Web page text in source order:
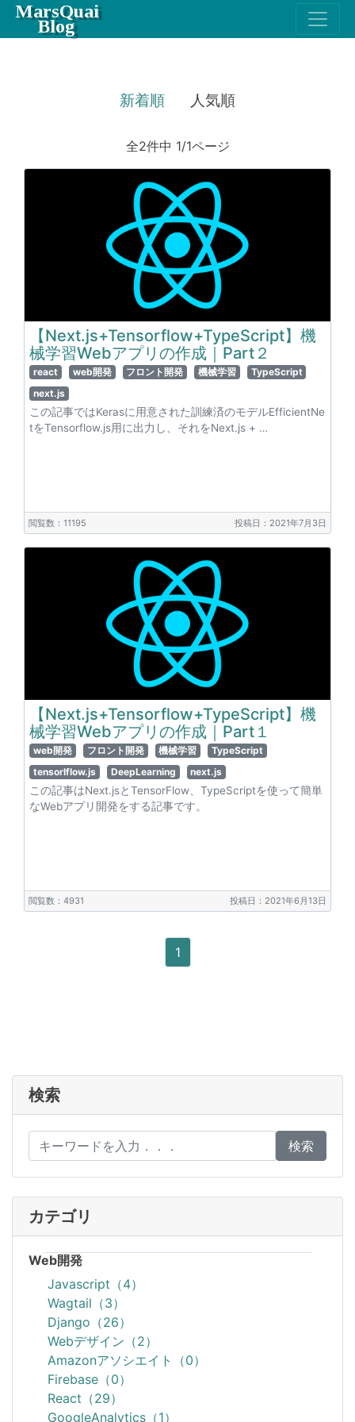
MarsQuai
Blog
新着順 人気順
全2件中 1/1ページ
【Next.js+Tensorflow+TypeScript】機
械学習Webアプリの作成｜Part２
react web開発 フロント開発 機械学習
TypeScript
next.js
この記事ではKerasに用意された訓練済のモデルEfficientNe
tをTensorflow.js用に出力し、それをNext.js + …
閲覧数：11195 投稿日：2021年7月3日
【Next.js+Tensorflow+TypeScript】機
械学習Webアプリの作成｜Part１
web開発 フロント開発 機械学習
TypeScript
tensorlflow.js
DeepLearning next.js
この記事はNext.jsとTensorFlow、TypeScriptを使って簡単
なWebアプリ開発をする記事です。
閲覧数：4931 投稿日：2021年6月13日
1
検索
検索
カテゴリ
Web開発
Javascript（4）
Wagtail（3）
Django（26）
Webデザイン（2）
Amazonアソシエイト（0）
Firebase（0）
React（29）
GoogleAnalytics（1）